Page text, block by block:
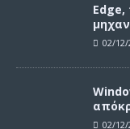
02/12/
02/12/